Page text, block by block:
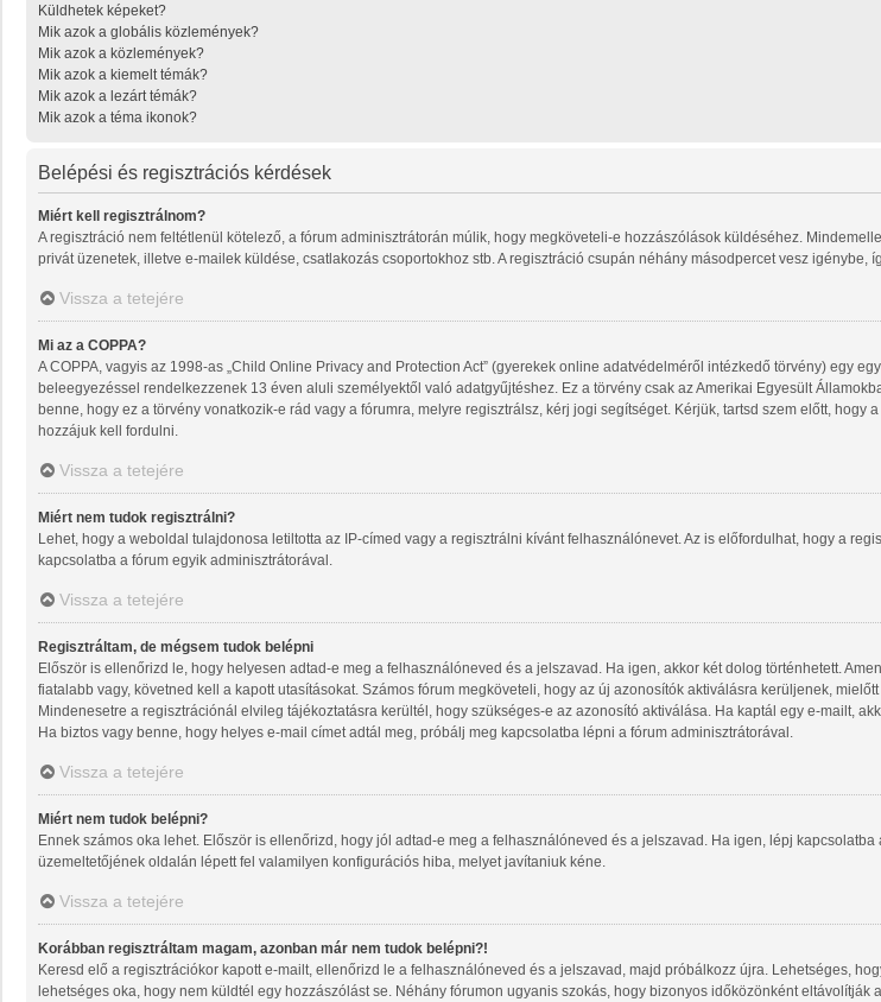
Küldhetek képeket?
Mik azok a globális közlemények?
Mik azok a közlemények?
Mik azok a kiemelt témák?
Mik azok a lezárt témák?
Mik azok a téma ikonok?
Belépési és regisztrációs kérdések
Miért kell regisztrálnom?
A regisztráció nem feltétlenül kötelező, a fórum adminisztrátorán múlik, hogy megköveteli-e hozzászólások küldéséhez.
privát üzenetek, illetve e-mailek küldése, csatlakozás csoportokhoz stb. A regisztráció csupán néhány másodpercet vesz igénybe,
Vissza a tetejére
Mi az a COPPA?
A COPPA, vagyis az 1998-as „Child Online Privacy and Protection Act” (gyerekek online adatvédelméről intézkedő törvény) egy
beleegyezéssel rendelkezzenek 13 éven aluli személyektől való adatgyűjtéshez. Ez a törvény csak az Amerikai Egyesült
benne, hogy ez a törvény vonatkozik-e rád vagy a fórumra, melyre regisztrálsz, kérj jogi segítséget. Kérjük, tartsd szem előtt,
hozzájuk kell fordulni.
Vissza a tetejére
Miért nem tudok regisztrálni?
Lehet, hogy a weboldal tulajdonosa letiltotta az IP-címed vagy a regisztrálni kívánt felhasználónevet. Az is előfordulhat, hogy a
kapcsolatba a fórum egyik adminisztrátorával.
Vissza a tetejére
Regisztráltam, de mégsem tudok belépni
Először is ellenőrizd le, hogy helyesen adtad-e meg a felhasználóneved és a jelszavad. Ha igen, akkor két dolog történhetett.
fiatalabb vagy, követned kell a kapott utasításokat. Számos fórum megköveteli, hogy az új azonosítók aktiválásra kerüljenek,
Mindenesetre a regisztrációnál elvileg tájékoztatásra kerültél, hogy szükséges-e az azonosító aktiválása. Ha kaptál egy e-mailt,
Ha biztos vagy benne, hogy helyes e-mail címet adtál meg, próbálj meg kapcsolatba lépni a fórum adminisztrátorával.
Vissza a tetejére
Miért nem tudok belépni?
Ennek számos oka lehet. Először is ellenőrizd, hogy jól adtad-e meg a felhasználóneved és a jelszavad. Ha igen, lépj
üzemeltetőjének oldalán lépett fel valamilyen konfigurációs hiba, melyet javítaniuk kéne.
Vissza a tetejére
Korábban regisztráltam magam, azonban már nem tudok belépni?!
Keresd elő a regisztrációkor kapott e-mailt, ellenőrizd le a felhasználóneved és a jelszavad, majd próbálkozz újra. Lehetséges,
lehetséges oka, hogy nem küldtél egy hozzászólást se. Néhány fórumon ugyanis szokás, hogy bizonyos időközönként